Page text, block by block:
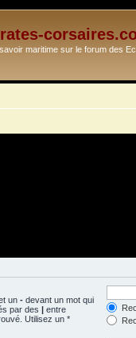
maritime sur le forum des
un - devant un mot qui
par des | entre
Utilisez un *